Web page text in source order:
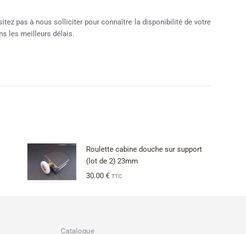
pas à nous solliciter pour connaître la disponibilité de votre
les meilleurs délais.
Roulette cabine douche sur support
(lot de 2) 23mm
30.00 € TTC
Catalogue